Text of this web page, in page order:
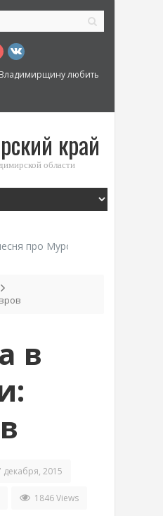
любить
край
области
про Муром: «Былинный
в
декабря, 2015
1846 Views